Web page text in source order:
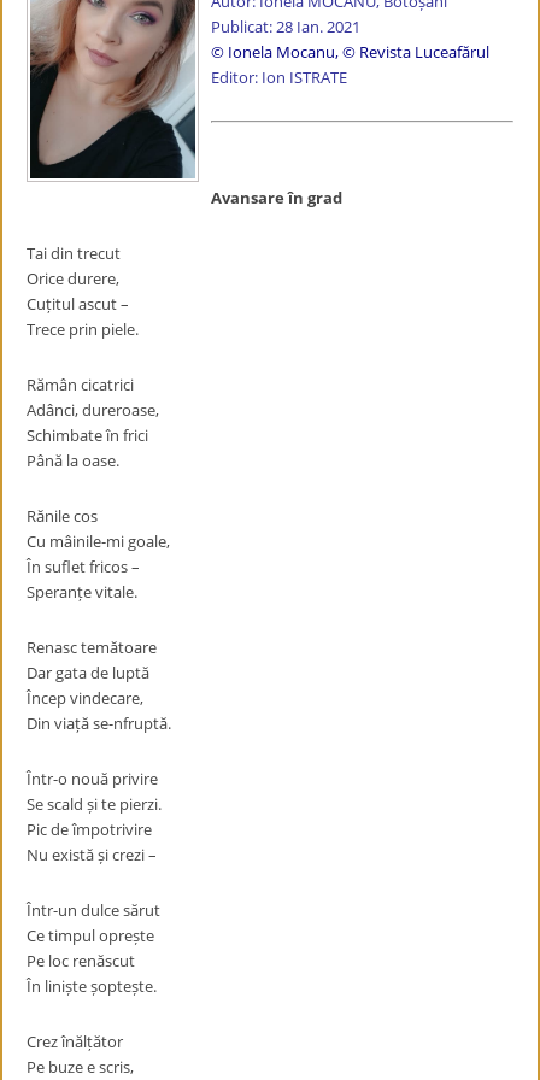
Publicat: 28 Ian. 2021
© Ionela Mocanu, © Revista Luceafărul
Editor: Ion ISTRATE
Avansare în grad
Tai din trecut
Orice durere,
Cuțitul ascut –
Trece prin piele.
Rămân cicatrici
Adânci, dureroase,
Schimbate în frici
Până la oase.
Rănile cos
Cu mâinile-mi goale,
În suflet fricos –
Speranțe vitale.
Renasc temătoare
Dar gata de luptă
Încep vindecare,
Din viață se-nfruptă.
Într-o nouă privire
Se scald și te pierzi.
Pic de împotrivire
Nu există și crezi –
Într-un dulce sărut
Ce timpul oprește
Pe loc renăscut
În liniște șoptește.
Crez înălțător
Pe buze e scris,